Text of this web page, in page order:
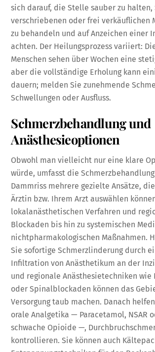
sich darauf, die Stelle sauber zu
verschriebenen oder frei verkäuflichen
zu behandeln und auf Anzeichen einer
achten. Der Heilungsprozess variiert:
Menschen sehen über Wochen eine
aber die vollständige Erholung kann
dauern; melden Sie zunehmende
Schwellungen oder Ausfluss.
Schmerzbehandlung und
Anästhesieoptionen
Obwohl man vielleicht nur eine klare
würde, umfasst die
Dammriss mehrere gezielte Ansätze,
Ärztin bzw. Ihrem Arzt auswählen
lokalanästhetischen Verfahren und
Blockaden bis hin zu systemischen
nichtpharmakologischen Maßnahmen.
Sie sofortige Schmerzlinderung durch
Infiltration von Anästhetikum an der
und regionale Anästhesietechniken wie
oder Spinalblockaden können das
Versorgung taub machen. Danach
orale Analgetika — Paracetamol, NSAR
schwache Opioide —,
kontrollieren. Sie können auch